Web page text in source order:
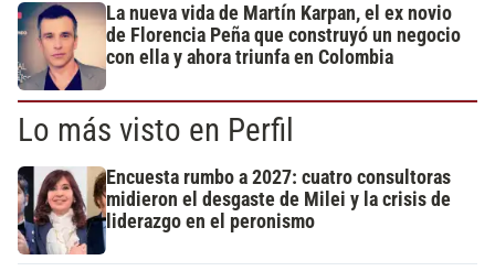
La nueva vida de Martín Karpan, el ex novio
de Florencia Peña que construyó un negocio
con ella y ahora triunfa en Colombia
Lo más visto en Perfil
Encuesta rumbo a 2027: cuatro consultoras
midieron el desgaste de Milei y la crisis de
liderazgo en el peronismo